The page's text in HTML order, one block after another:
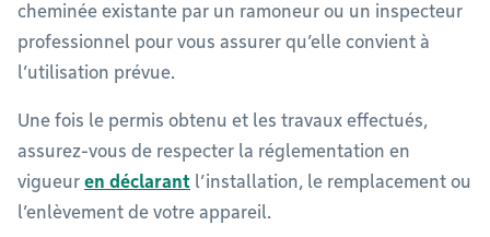
cheminée existante par un ramoneur ou un inspecteur
professionnel pour vous assurer qu’elle convient à
l’utilisation prévue.
Une fois le permis obtenu et les travaux effectués,
assurez-vous de respecter la réglementation en
vigueur en déclarant l’installation, le remplacement ou
l’enlèvement de votre appareil.